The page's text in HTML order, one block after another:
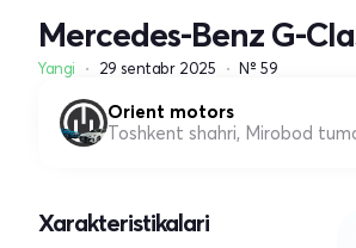
Mercedes-Benz G-
Yangi 29 sentabr 2025 № 59
Orient motors
Toshkent shahri, Mirobod
Xarakteristikalari